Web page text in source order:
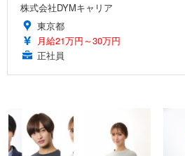
株式会社DYMキャリア
東京都
月給21万円～30万円
正社員